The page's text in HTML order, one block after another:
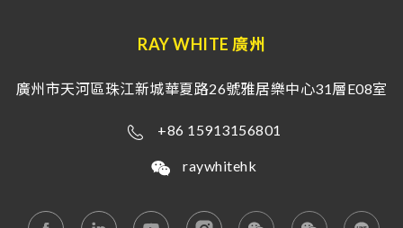
RAY WHITE 廣州
廣州市天河區珠江新城華夏路26號雅居樂中心31層E08室
+86 15913156801
raywhitehk